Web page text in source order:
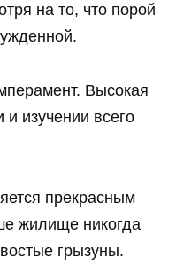
на то, что порой
Высокая
и изучении всего
прекрасным
жилище никогда
грызуны.